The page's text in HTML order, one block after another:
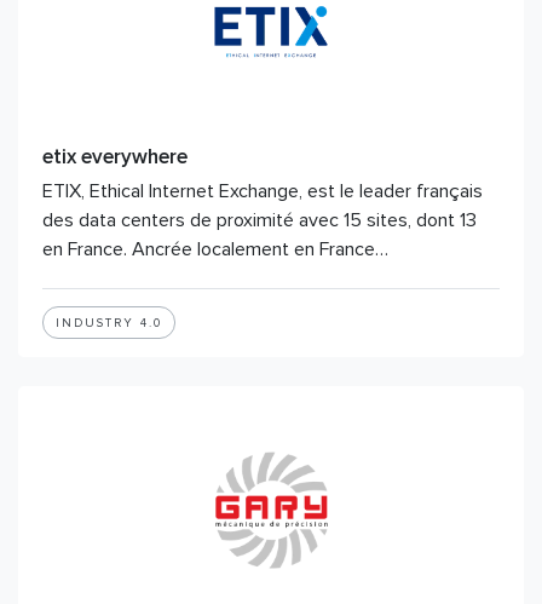
etix everywhere
ETIX, Ethical Internet Exchange, est le leader français
des data centers de proximité avec 15 sites, dont 13
en France. Ancrée localement en France…
INDUSTRY 4.0